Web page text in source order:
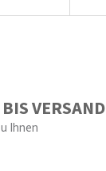
VERSAND
Ihnen